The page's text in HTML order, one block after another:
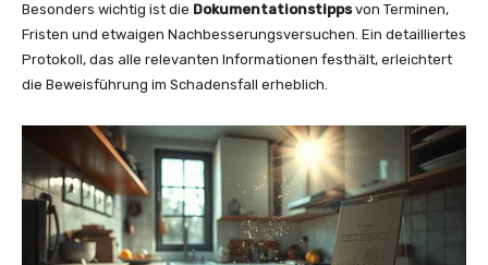
Besonders wichtig ist die Dokumentationstippsvon Terminen,
Fristen und etwaigen Nachbesserungsversuchen. Ein detailliertes
Protokoll, das alle relevanten Informationen festhält, erleichtert
die Beweisführung im Schadensfall erheblich.